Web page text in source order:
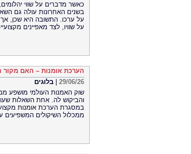
כאשר מדברים על שווי
בשנים האחרונות עולה גם
על ערכו. התשובה היא שכן,
על שוויו, לצד מאפיינים
הערכת אומנות – האם מקור
29/06/26
בלוגים
שוק האמנות העולמי מושפע
והביקוש לה. אחת השאלות
במסגרת הערכת אומנות
ממכלול השיקולים המשפיעים